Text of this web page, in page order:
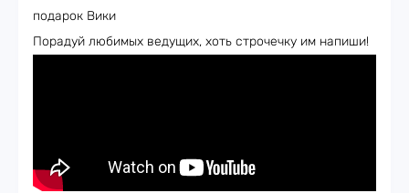
подарок Вики
Порадуй любимых ведущих, хоть строчечку им напиши!